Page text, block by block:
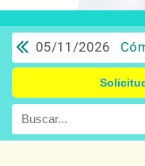
05/11/2026 Cómo